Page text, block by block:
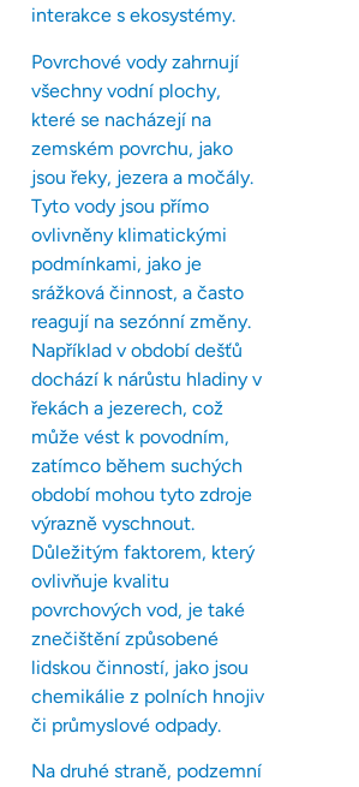
interakce s ekosystémy.
Povrchové vody zahrnují
všechny vodní plochy,
které se nacházejí na
zemském povrchu, jako
jsou řeky, jezera a močály.
Tyto vody jsou přímo
ovlivněny klimatickými
podmínkami, jako je
srážková činnost, a často
reagují na sezónní změny.
Například v období dešťů
dochází k nárůstu hladiny v
řekách a jezerech, což
může vést k povodním,
zatímco během suchých
období mohou tyto zdroje
výrazně vyschnout.
Důležitým faktorem, který
ovlivňuje kvalitu
povrchových vod, je také
znečištění způsobené
lidskou činností, jako jsou
chemikálie z polních hnojiv
či průmyslové odpady.
Na druhé straně, podzemní